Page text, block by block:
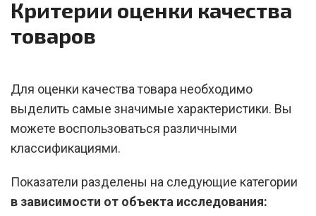
Критерии оценки качества
товаров
Для оценки качества товара необходимо
выделить самые значимые характеристики. Вы
можете воспользоваться различными
классификациями.
Показатели разделены на следующие категории
в зависимости от объекта исследования: